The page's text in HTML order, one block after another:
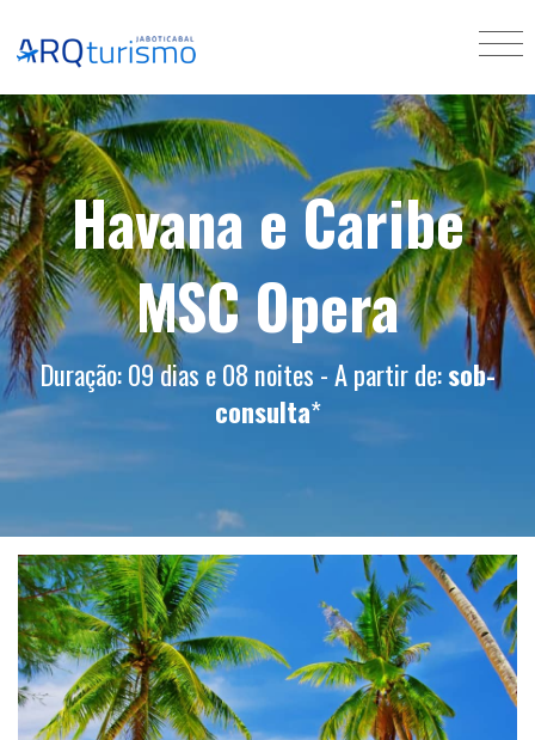
Havana e Caribe
MSC Opera
Duração: 09 dias e 08 noites - A partir de:sob-
consulta*